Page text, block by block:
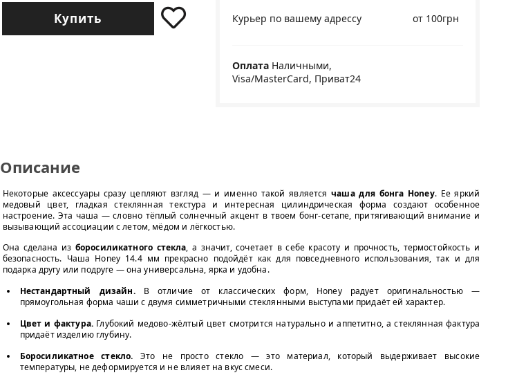
Купить Курьер по вашему адрессу от 100грн
Оплата Наличными,
Visa/MasterCard, Приват24
Описание
Некоторые аксессуары сразу цепляют взгляд — и именно такой являетсячаша для бонга Honey. Ее яркий
медовый цвет, гладкая стеклянная текстура и интересная цилиндрическая форма создают особенное
настроение. Эта чаша — словно тёплый солнечный акцент в твоем бонг-сетапе, притягивающий внимание и
вызывающий ассоциации с летом, мёдом и лёгкостью.
Она сделана из боросиликатного стекла, а значит, сочетает в себе красоту и прочность, термостойкость и
безопасность. Чаша Honey 14.4 мм прекрасно подойдёт как для повседневного использования, так и для
подарка другу или подруге — она универсальна, ярка и удобна.
Нестандартный дизайн.В отличие от классических форм, Honey радует оригинальностью —
прямоугольная форма чаши с двумя симметричными стеклянными выступами придаёт ей характер.
Цвет и фактура. Глубокий медово-жёлтый цвет смотрится натурально и аппетитно, а стеклянная фактура
придаёт изделию глубину.
Боросиликатное стекло. Это не просто стекло — это материал, который выдерживает высокие
температуры, не деформируется и не влияет на вкус смеси.